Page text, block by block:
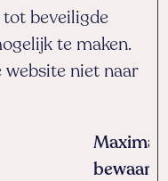
tot beveiligde
te maken.
website niet naar